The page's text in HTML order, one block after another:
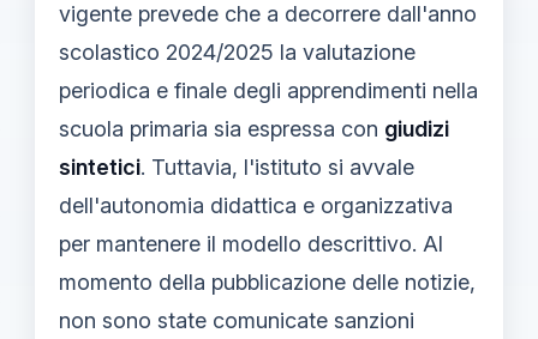
vigente prevede che a decorrere dall'anno
scolastico 2024/2025 la valutazione
periodica e finale degli apprendimenti nella
scuola primaria sia espressa con giudizi
sintetici. Tuttavia, l'istituto si avvale
dell'autonomia didattica e organizzativa
per mantenere il modello descrittivo. Al
momento della pubblicazione delle notizie,
non sono state comunicate sanzioni